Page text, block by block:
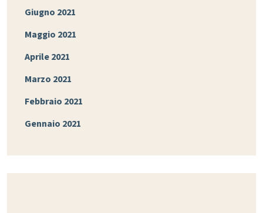
Giugno 2021
Maggio 2021
Aprile 2021
Marzo 2021
Febbraio 2021
Gennaio 2021